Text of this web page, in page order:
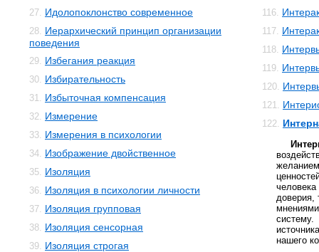
27. Идолопоклонство современное
28. Иерархический принцип организации
поведения
29. Избегания реакция
30. Избирательность
31. Избыточная компенсация
32. Измерение
33. Измерения в психологии
34. Изображение двойственное
35. Изоляция
36. Изоляция в психологии личности
37. Изоляция групповая
38. Изоляция сенсорная
39. Изоляция строгая
116.
117.
118.
119.
120.
121.
122.
доверия,
нашего